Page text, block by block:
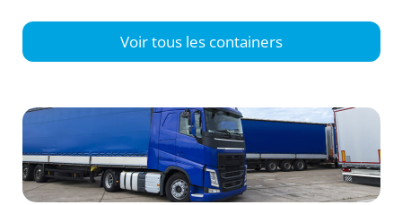
Voir tous les containers